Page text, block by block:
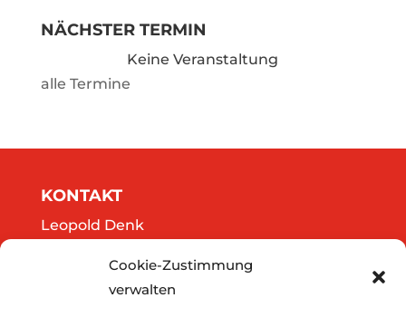
Cookie-Zustimmung
verwalten
NÄCHSTER TERMIN
Keine Veranstaltung
alle Termine
KONTAKT
Leopold Denk
A-3500 Krems
Tel.: 0664/2020141